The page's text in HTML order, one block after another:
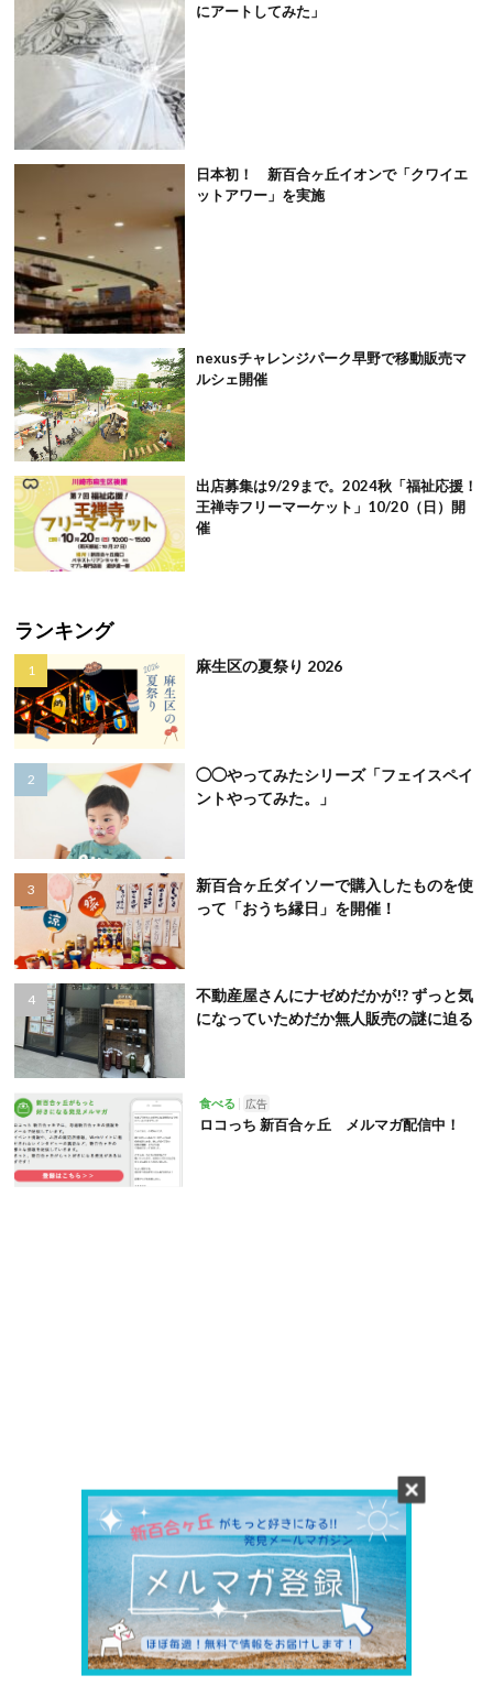
にアートしてみた」
日本初！ 新百合ヶ丘イオンで「クワイエ
ットアワー」を実施
nexusチャレンジパーク早野で移動販売マ
ルシェ開催
出店募集は9/29まで。2024秋「福祉応援！
王禅寺フリーマーケット」10/20（日）開
催
ランキング
麻生区の夏祭り 2026
◯◯やってみたシリーズ「フェイスペイ
ントやってみた。」
新百合ヶ丘ダイソーで購入したものを使
って「おうち縁日」を開催！
不動産屋さんにナゼめだかが!? ずっと気
になっていためだか無人販売の謎に迫る
食べる 広告
ロコっち 新百合ヶ丘 メルマガ配信中！